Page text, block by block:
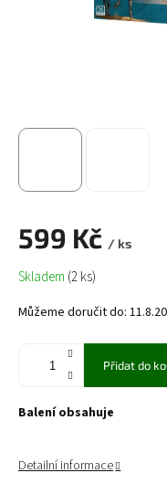
599 Kč / ks
Měrná
cena:
Skladem (2 ks)
Můžeme doručit do:
Přidat do
Balení obsahuje
Detailní informace